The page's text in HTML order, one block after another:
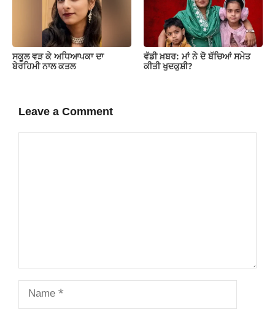
ਸਕੂਲ ਵੜ ਕੇ ਅਧਿਆਪਕਾ ਦਾ
ਬੇਰਹਿਮੀ ਨਾਲ ਕਤਲ
ਵੱਡੀ ਖ਼ਬਰ: ਮਾਂ ਨੇ ਦੋ ਬੱਚਿਆਂ ਸਮੇਤ
ਕੀਤੀ ਖੁਦਕੁਸ਼ੀ?
Leave a Comment
Name